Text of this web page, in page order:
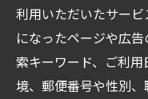
利用いただいたサー
になったページや広
索キーワード、ご利
境、郵便番号や性別